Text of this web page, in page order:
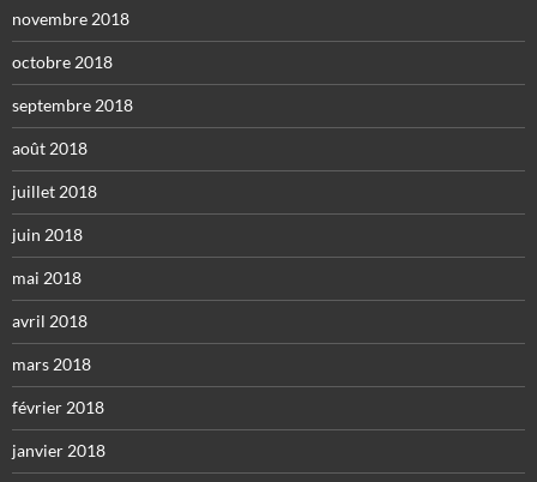
novembre 2018
octobre 2018
septembre 2018
août 2018
juillet 2018
juin 2018
mai 2018
avril 2018
mars 2018
février 2018
janvier 2018